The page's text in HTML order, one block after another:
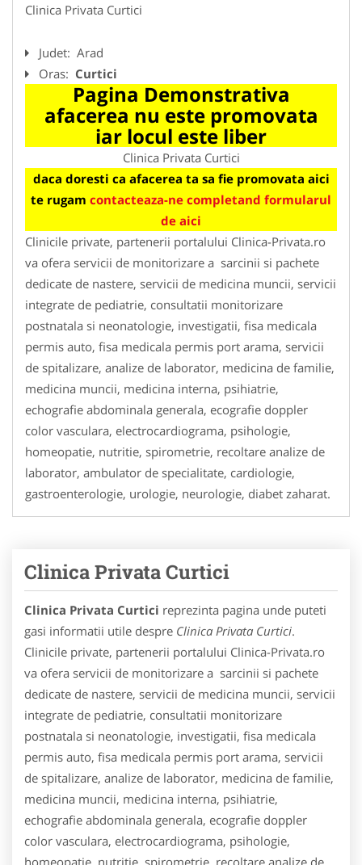
Clinica Privata Curtici
Judet: Arad
Oras: Curtici
Pagina Demonstrativa
afacerea nu este promovata
iar locul este liber
Clinica Privata Curtici
daca doresti ca afacerea ta sa fie promovata aici
te rugam contacteaza-ne completand formularul
de aici
Clinicile private, partenerii portalului Clinica-Privata.ro
va ofera servicii de monitorizare a sarcinii si pachete
dedicate de nastere, servicii de medicina muncii, servicii
integrate de pediatrie, consultatii monitorizare
postnatala si neonatologie, investigatii, fisa medicala
permis auto, fisa medicala permis port arama, servicii
de spitalizare, analize de laborator, medicina de familie,
medicina muncii, medicina interna, psihiatrie,
echografie abdominala generala, ecografie doppler
color vasculara, electrocardiograma, psihologie,
homeopatie, nutritie, spirometrie, recoltare analize de
laborator, ambulator de specialitate, cardiologie,
gastroenterologie, urologie, neurologie, diabet zaharat.
Clinica Privata Curtici
Clinica Privata Curtici reprezinta pagina unde puteti
gasi informatii utile despre Clinica Privata Curtici.
Clinicile private, partenerii portalului Clinica-Privata.ro
va ofera servicii de monitorizare a sarcinii si pachete
dedicate de nastere, servicii de medicina muncii, servicii
integrate de pediatrie, consultatii monitorizare
postnatala si neonatologie, investigatii, fisa medicala
permis auto, fisa medicala permis port arama, servicii
de spitalizare, analize de laborator, medicina de familie,
medicina muncii, medicina interna, psihiatrie,
echografie abdominala generala, ecografie doppler
color vasculara, electrocardiograma, psihologie,
homeopatie, nutritie, spirometrie, recoltare analize de